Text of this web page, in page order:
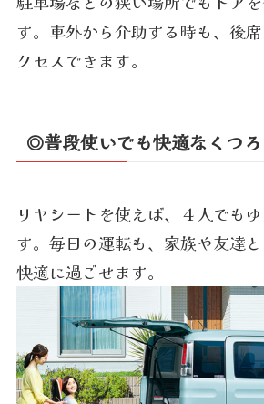
す。車外から介助する時も、後
クセスできます。
◎普段使いでも快適なくつ
リヤシートを使えば、４人でも
す。毎日の運転も、家族や友達と
快適に過ごせます。